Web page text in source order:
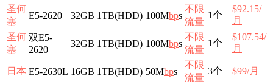
圣何
塞
E5-2620 32GB 1TB(HDD) 100Mbps
不限
流量
1个
$92.15/
月
圣何
塞
双E5-
2620
32GB 1TB(HDD) 100Mbps
不限
流量
1个
$107.54/
月
日本 E5-2630L 16GB 1TB(HDD) 50Mbps
不限
流量
3个 $99/月